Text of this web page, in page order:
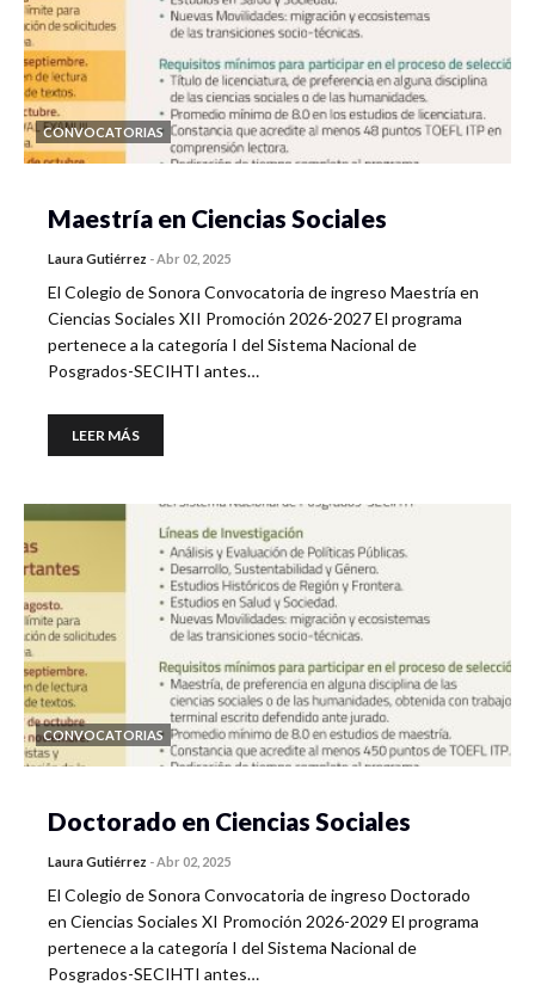
CONVOCATORIAS
Maestría en Ciencias Sociales
Laura Gutiérrez -Abr 02, 2025
El Colegio de Sonora Convocatoria de ingreso Maestría en
Ciencias Sociales XII Promoción 2026-2027 El programa
pertenece a la categoría I del Sistema Nacional de
Posgrados-SECIHTI antes…
LEER MÁS
CONVOCATORIAS
Doctorado en Ciencias Sociales
Laura Gutiérrez -Abr 02, 2025
El Colegio de Sonora Convocatoria de ingreso Doctorado
en Ciencias Sociales XI Promoción 2026-2029 El programa
pertenece a la categoría I del Sistema Nacional de
Posgrados-SECIHTI antes…